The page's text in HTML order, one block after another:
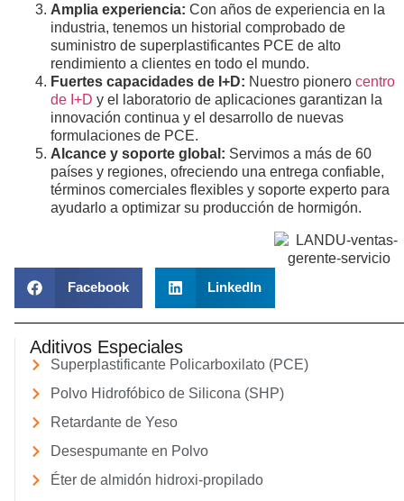
Amplia experiencia: Con años de experiencia en la
industria, tenemos un historial comprobado de
suministro de superplastificantes PCE de alto
rendimiento a clientes en todo el mundo.
Fuertes capacidades de I+D: Nuestro pionero centro
de I+D y el laboratorio de aplicaciones garantizan la
innovación continua y el desarrollo de nuevas
formulaciones de PCE.
Alcance y soporte global: Servimos a más de 60
países y regiones, ofreciendo una entrega confiable,
términos comerciales flexibles y soporte experto para
ayudarlo a optimizar su producción de hormigón.
Facebook LinkedIn
Aditivos Especiales
Superplastificante Policarboxilato (PCE)
Polvo Hidrofóbico de Silicona (SHP)
Retardante de Yeso
Desespumante en Polvo
Éter de almidón hidroxi-propilado